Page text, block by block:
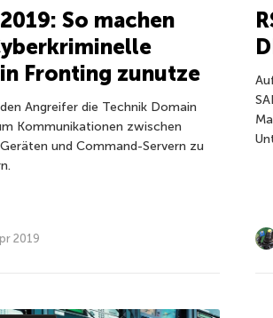
2019: So machen
Fronting zunutze
Angreifer die Technik Domain
Kommunikationen zwischen
und Command-Servern zu
2019